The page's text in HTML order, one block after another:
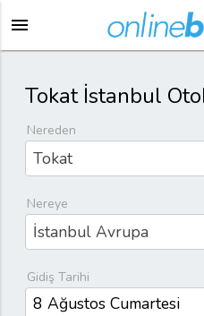
menu
Tokat İstanbul
Nereden
Tokat
Nereye
İstanbul Avrupa
Gidiş Tarihi